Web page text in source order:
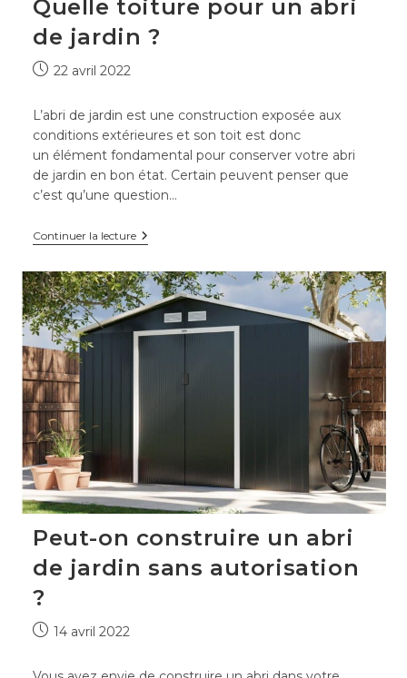
Quelle toiture pour un abri
de jardin ?
Publication
22 avril 2022
L’abri de jardin est une construction exposée aux
conditions extérieures et son toit est donc
un élément fondamental pour conserver votre abri
de jardin en bon état. Certain peuvent penser que
c’est qu’une question…
Continuer la lectureQuelle
toiture
un
abri
de
jardin
?
Peut-on construire un abri
de jardin sans autorisation
?
Publication
14 avril 2022